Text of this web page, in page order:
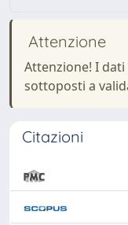
Attenzione
Attenzione! I
sottoposti a
Citazioni